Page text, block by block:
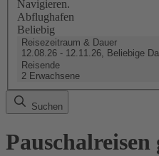
Navigieren.
Abflughafen
Beliebig
Reisezeitraum & Dauer
12.08.26 - 12.11.26, Beliebige
Reisende
2 Erwachsene
Suchen